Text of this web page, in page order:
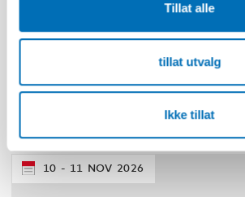
Tillat alle
tillat utvalg
Ikke tillat
FUNKSJONSHINDER
funksjonshinderspørsmål –
10 11 NOV 2026